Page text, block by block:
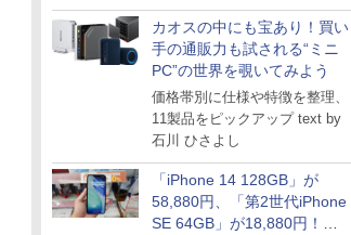
システム」
カオスの中にも宝あり！買い
手の通販力も試される“ミニ
PC”の世界を覗いてみよう
価格帯別に仕様や特徴を整理、
11製品をピックアップ text by
石川 ひさよし
「iPhone 14 128GB」が
58,880円、「第2世代iPhone
SE 64GB」が18,880円！中